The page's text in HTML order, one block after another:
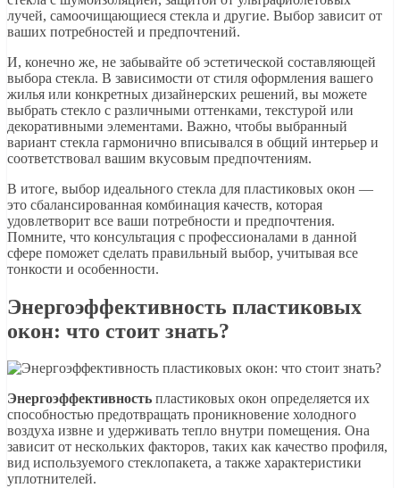
лучей, самоочищающиеся стекла и другие. Выбор зависит от
ваших потребностей и предпочтений.
И, конечно же, не забывайте об эстетической составляющей
выбора стекла. В зависимости от стиля оформления вашего
жилья или конкретных дизайнерских решений, вы можете
выбрать стекло с различными оттенками, текстурой или
декоративными элементами. Важно, чтобы выбранный
вариант стекла гармонично вписывался в общий интерьер и
соответствовал вашим вкусовым предпочтениям.
В итоге, выбор идеального стекла для пластиковых окон —
это сбалансированная комбинация качеств, которая
удовлетворит все ваши потребности и предпочтения.
Помните, что консультация с профессионалами в данной
сфере поможет сделать правильный выбор, учитывая все
тонкости и особенности.
Энергоэффективность пластиковых
окон: что стоит знать?
Энергоэффективность пластиковых окон определяется их
способностью предотвращать проникновение холодного
воздуха извне и удерживать тепло внутри помещения. Она
зависит от нескольких факторов, таких как качество профиля,
вид используемого стеклопакета, а также характеристики
уплотнителей.